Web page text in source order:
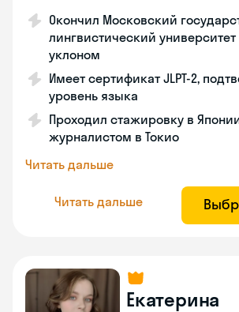
Окончил Московский
лингвистический
уклоном
Имеет сертификат JLPT-2,
уровень языка
Проходил стажировку в
журналистом в Токио
Читать дальше
Читать дальше
Екатерина